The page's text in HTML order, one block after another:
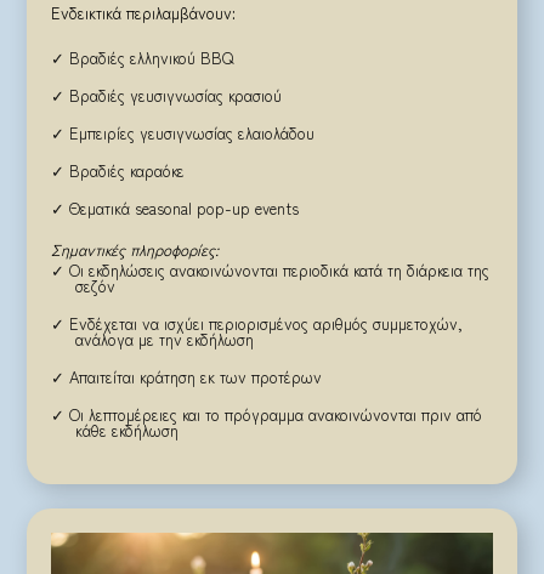
Ενδεικτικά περιλαμβάνουν:
✓ Βραδιές ελληνικού BBQ
✓ Βραδιές γευσιγνωσίας κρασιού
✓ Εμπειρίες γευσιγνωσίας ελαιολάδου
✓ Βραδιές καραόκε
✓ Θεματικά seasonal pop-up events
Σημαντικές πληροφορίες:
✓ Οι εκδηλώσεις ανακοινώνονται περιοδικά κατά τη διάρκεια της
σεζόν
✓ Ενδέχεται να ισχύει περιορισμένος αριθμός συμμετοχών,
ανάλογα με την εκδήλωση
✓ Απαιτείται κράτηση εκ των προτέρων
✓ Οι λεπτομέρειες και το πρόγραμμα ανακοινώνονται πριν από
κάθε εκδήλωση